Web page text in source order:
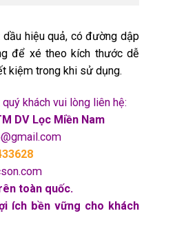
hiệu quả, có đường dập
để xé theo kích thước dễ
kiệm trong khi sử dụng.
khách vui lòng liên hệ:
DV Lọc Miền Nam
toàn quốc.
ích bền vững cho khách